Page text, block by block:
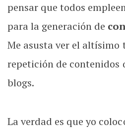
pensar que todos
para la generación de
Me asusta ver el
repetición de contenidos
blogs.
La verdad es que yo